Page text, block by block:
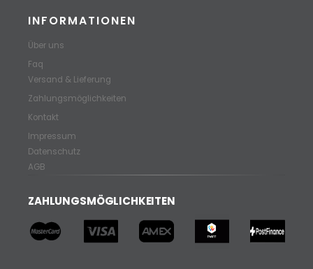
INFORMATIONEN
Über uns
Faq
Versand & Lieferung
Zahlungsmöglichkeiten
Kontakt
Impressum
Datenschutz
AGB
ZAHLUNGSMÖGLICHKEITEN